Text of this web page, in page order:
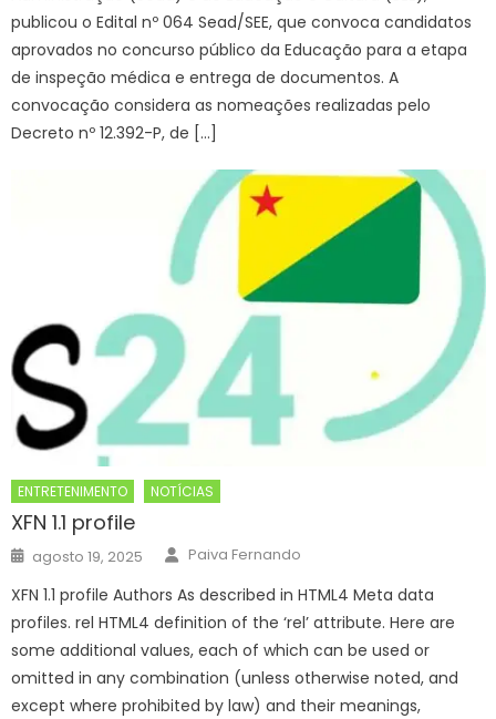
publicou o Edital nº 064 Sead/SEE, que convoca candidatos
aprovados no concurso público da Educação para a etapa
de inspeção médica e entrega de documentos. A
convocação considera as nomeações realizadas pelo
Decreto nº 12.392-P, de […]
ENTRETENIMENTO NOTÍCIAS
XFN 1.1 profile
Posted
on
agosto 19, 2025 Author
Paiva Fernando
XFN 1.1 profile Authors As described in HTML4 Meta data
profiles. rel HTML4 definition of the ‘rel’ attribute. Here are
some additional values, each of which can be used or
omitted in any combination (unless otherwise noted, and
except where prohibited by law) and their meanings,